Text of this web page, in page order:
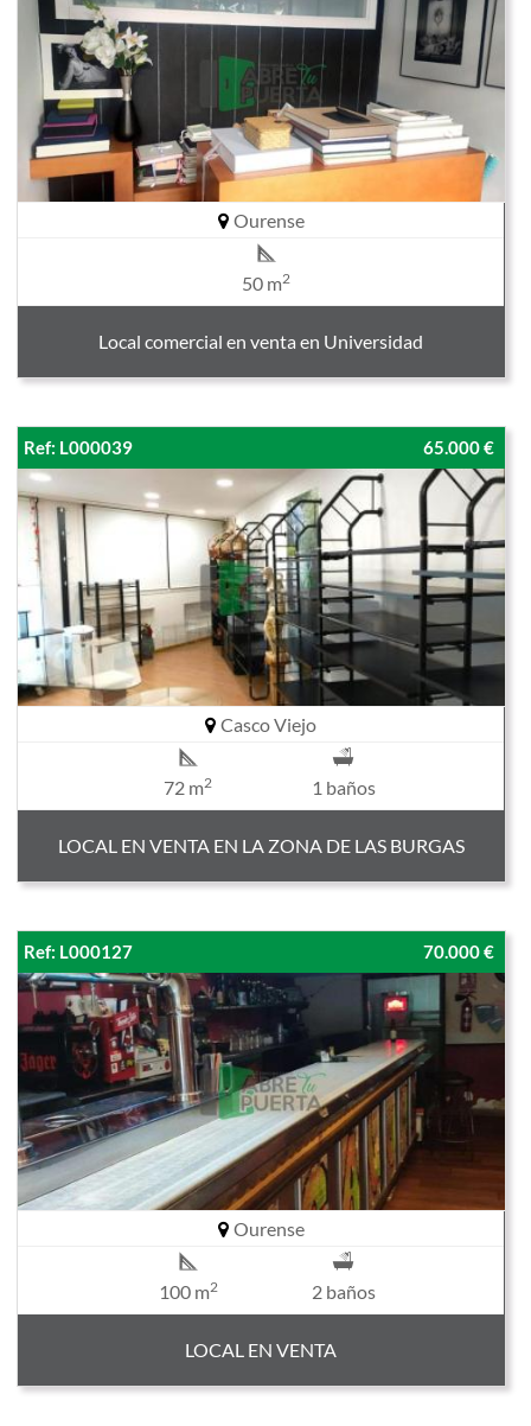
Ourense
50 m2
Local comercial en venta en Universidad
Ref: L000039 65.000 €
Casco Viejo
72 m2 1 baños
LOCAL EN VENTA EN LA ZONA DE LAS BURGAS
Ref: L000127 70.000 €
Ourense
100 m2 2 baños
LOCAL EN VENTA